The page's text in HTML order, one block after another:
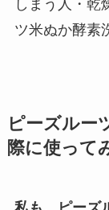
しまう人・乾
ツ米ぬか酵素
ピーズルー
際に使って